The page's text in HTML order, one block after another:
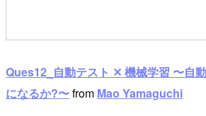
Ques12_自動テスト ✕ 機械学習 〜自
になるか?〜from Mao Yamaguchi